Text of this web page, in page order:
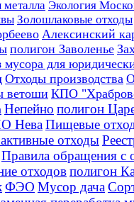
Экология
Золошлаковые отходы
Алексинский
полигон Заволенье
мусора для
Отходы производства
ветоши КПО
Непейно полигон
НеваПищевые
отходы
Правила обращения с
отходовполигон
ФЭО Мусор дача